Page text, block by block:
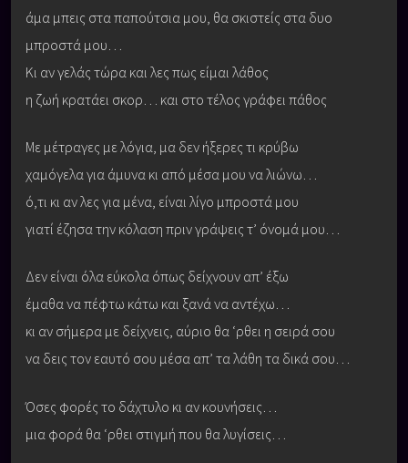
άμα μπεις στα παπούτσια μου, θα σκιστείς στα δυο
μπροστά μου…
Κι αν γελάς τώρα και λες πως είμαι λάθος
η ζωή κρατάει σκορ… και στο τέλος γράφει πάθος
Με μέτραγες με λόγια, μα δεν ήξερες τι κρύβω
χαμόγελα για άμυνα κι από μέσα μου να λιώνω…
ό,τι κι αν λες για μένα, είναι λίγο μπροστά μου
γιατί έζησα την κόλαση πριν γράψεις τ’ όνομά μου…
Δεν είναι όλα εύκολα όπως δείχνουν απ’ έξω
έμαθα να πέφτω κάτω και ξανά να αντέχω…
κι αν σήμερα με δείχνεις, αύριο θα ‘ρθει η σειρά σου
να δεις τον εαυτό σου μέσα απ’ τα λάθη τα δικά σου…
Όσες φορές το δάχτυλο κι αν κουνήσεις…
μια φορά θα ‘ρθει στιγμή που θα λυγίσεις…